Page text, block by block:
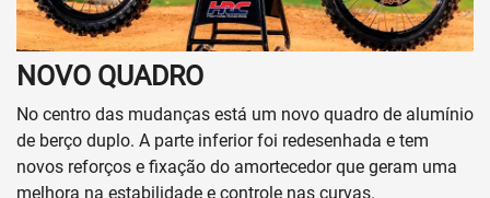
NOVO QUADRO
No centro das mudanças está um novo quadro de alumínio
de berço duplo. A parte inferior foi redesenhada e tem
novos reforços e fixação do amortecedor que geram uma
melhora na estabilidade e controle nas curvas.